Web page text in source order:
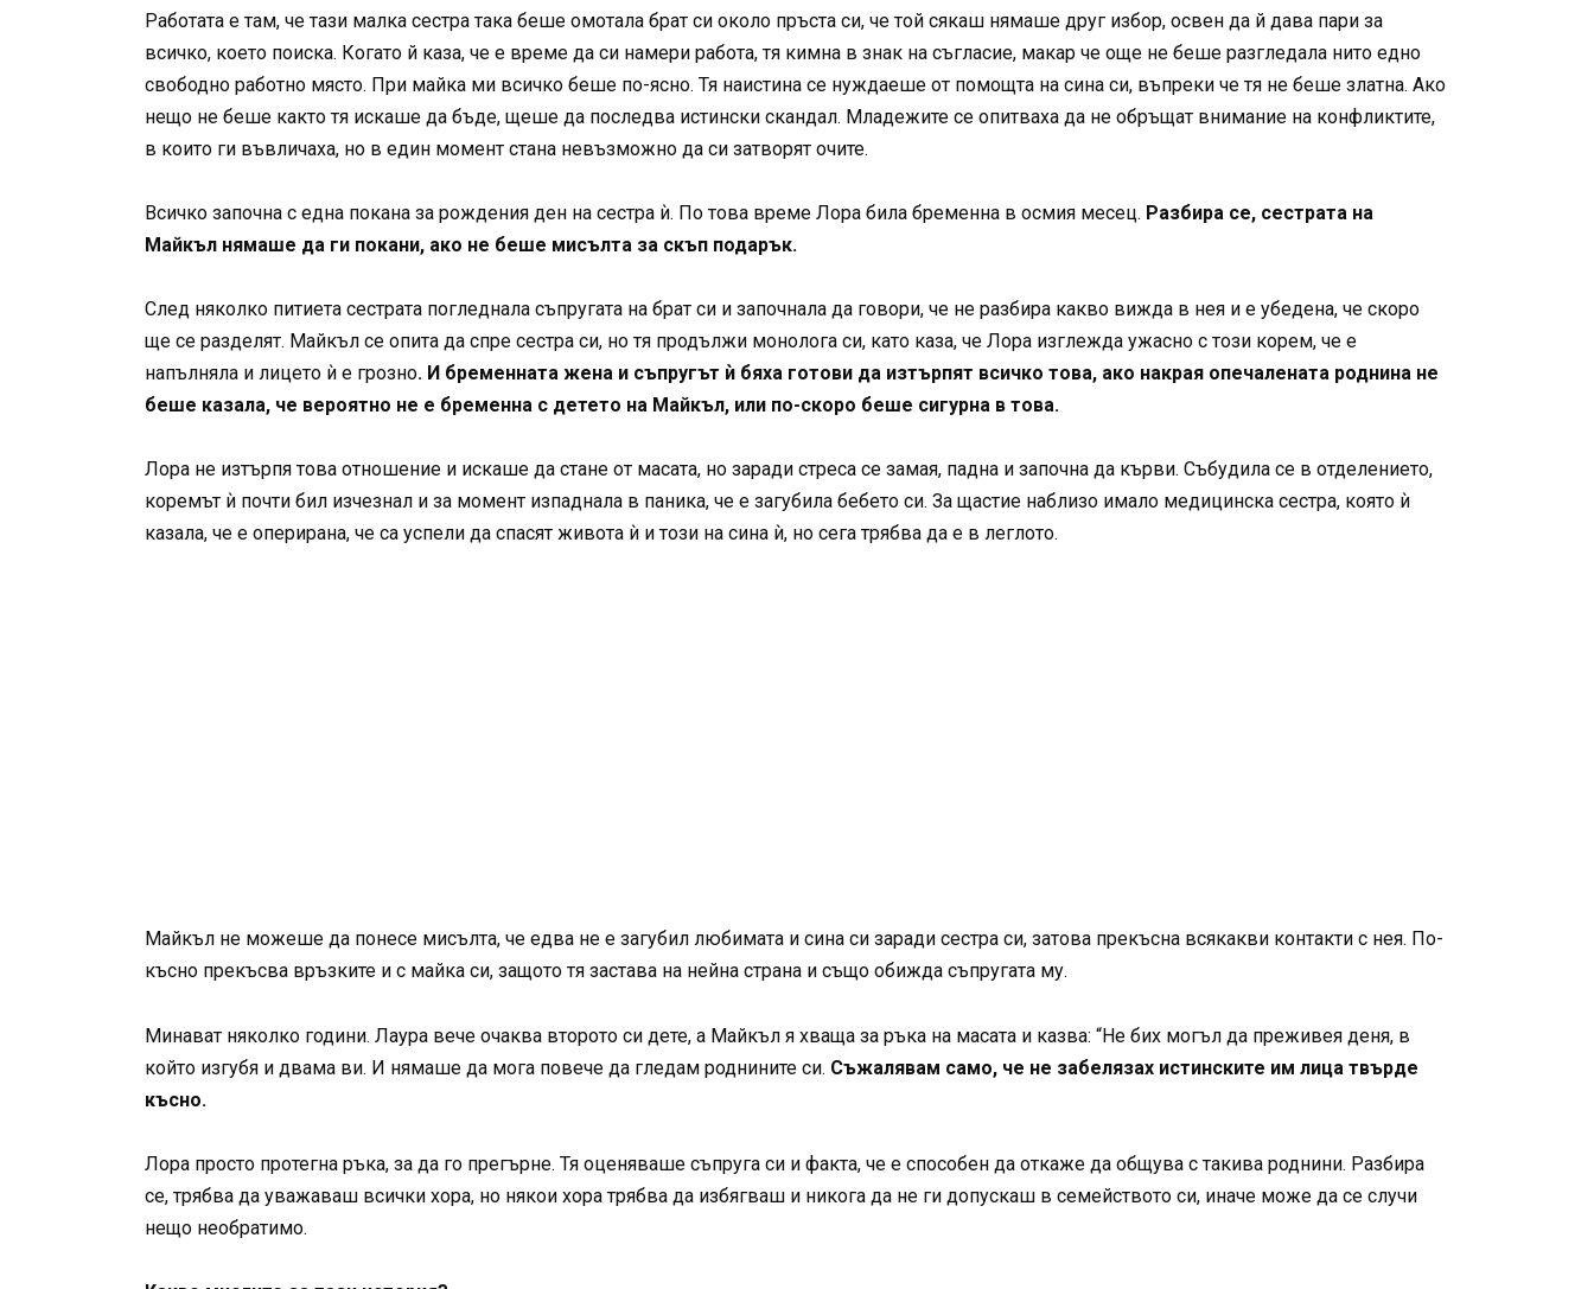
Работата е там, че тази малка сестра така беше омотала брат си около пръста си, че той сякаш нямаше друг избор, освен да й дава пари за
всичко, което поиска. Когато й каза, че е време да си намери работа, тя кимна в знак на съгласие, макар че още не беше разгледала нито едно
свободно работно място. При майка ми всичко беше по-ясно. Тя наистина се нуждаеше от помощта на сина си, въпреки че тя не беше златна. Ако
нещо не беше както тя искаше да бъде, щеше да последва истински скандал. Младежите се опитваха да не обръщат внимание на конфликтите,
в които ги въвличаха, но в един момент стана невъзможно да си затворят очите.
Всичко започна с една покана за рождения ден на сестра ѝ. По това време Лора била бременна в осмия месец. Разбира се, сестрата на
Майкъл нямаше да ги покани, ако не беше мисълта за скъп подарък.
След няколко питиета сестрата погледнала съпругата на брат си и започнала да говори, че не разбира какво вижда в нея и е убедена, че скоро
ще се разделят. Майкъл се опита да спре сестра си, но тя продължи монолога си, като каза, че Лора изглежда ужасно с този корем, че е
напълняла и лицето ѝ е грозно. И бременната жена и съпругът ѝ бяха готови да изтърпят всичко това, ако накрая опечалената роднина не
беше казала, че вероятно не е бременна с детето на Майкъл, или по-скоро беше сигурна в това.
Лора не изтърпя това отношение и искаше да стане от масата, но заради стреса се замая, падна и започна да кърви. Събудила се в отделението,
коремът ѝ почти бил изчезнал и за момент изпаднала в паника, че е загубила бебето си. За щастие наблизо имало медицинска сестра, която ѝ
казала, че е оперирана, че са успели да спасят живота ѝ и този на сина ѝ, но сега трябва да е в леглото.
Майкъл не можеше да понесе мисълта, че едва не е загубил любимата и сина си заради сестра си, затова прекъсна всякакви контакти с нея. По-
късно прекъсва връзките и с майка си, защото тя застава на нейна страна и също обижда съпругата му.
Минават няколко години. Лаура вече очаква второто си дете, а Майкъл я хваща за ръка на масата и казва: “Не бих могъл да преживея деня, в
който изгубя и двама ви. И нямаше да мога повече да гледам роднините си. Съжалявам само, че не забелязах истинските им лица твърде
късно.
Лора просто протегна ръка, за да го прегърне. Тя оценяваше съпруга си и факта, че е способен да откаже да общува с такива роднини. Разбира
се, трябва да уважаваш всички хора, но някои хора трябва да избягваш и никога да не ги допускаш в семейството си, иначе може да се случи
нещо необратимо.